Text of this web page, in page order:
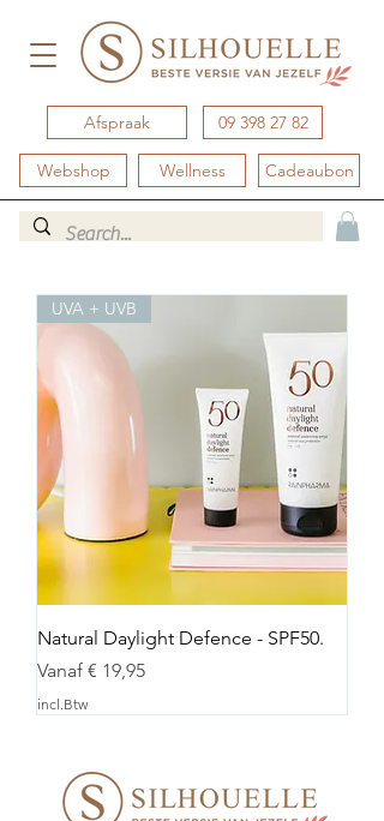
09 398 27 82
Afspraak
Webshop Wellness Cadeaubon
UVA + UVB
Natural Daylight Defence - SPF50.
Vanaf € 19,95
Verkoopprijs
incl.Btw